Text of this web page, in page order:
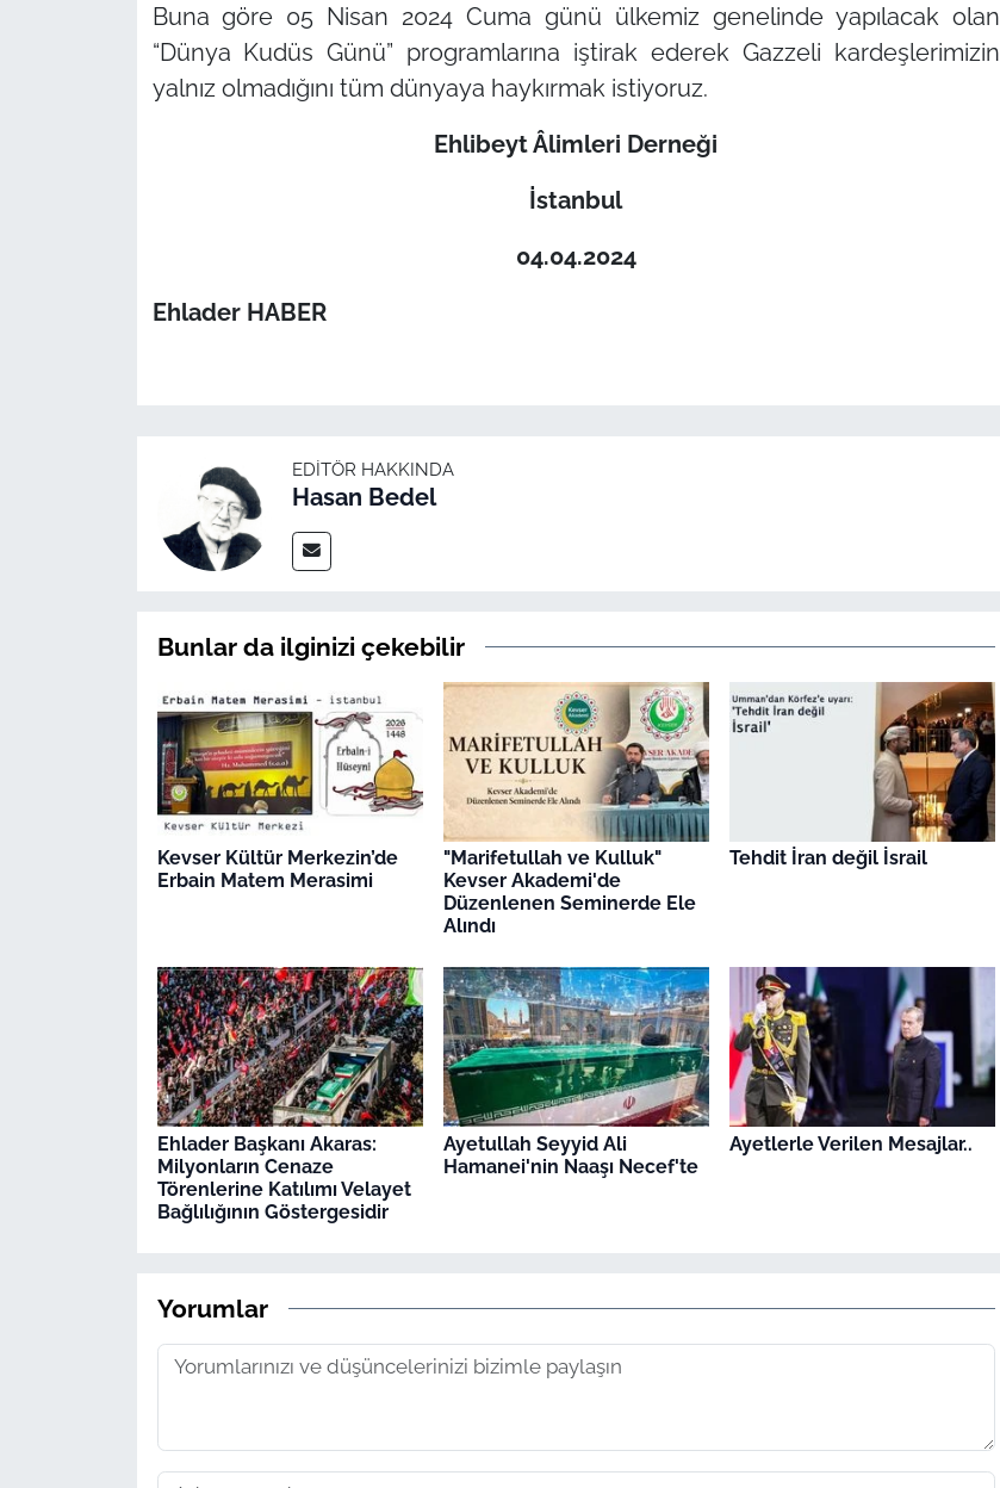
Buna göre 05 Nisan 2024 Cuma günü ülkemiz genelinde yapılacak olan
“Dünya Kudüs Günü” programlarına iştirak ederek Gazzeli kardeşlerimizin
yalnız olmadığını tüm dünyaya haykırmak istiyoruz.
Ehlibeyt Âlimleri Derneği
İstanbul
04.04.2024
Ehlader HABER
EDITÖR HAKKINDA
Hasan Bedel
Bunlar da ilginizi çekebilir
Kevser Kültür Merkezin’de
Erbain Matem Merasimi
"Marifetullah ve Kulluk"
Kevser Akademi'de
Düzenlenen Seminerde Ele
Alındı
Tehdit İran değil İsrail
Ehlader Başkanı Akaras:
Milyonların Cenaze
Törenlerine Katılımı Velayet
Bağlılığının Göstergesidir
Ayetullah Seyyid Ali
Hamanei'nin Naaşı Necef'te
Ayetlerle Verilen Mesajlar..
Yorumlar